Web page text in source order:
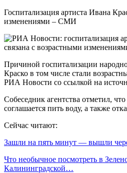
Госпитализация артиста Ивана
изменениями – СМИ
Причиной госпитализации
Краско в том числе стали
РИА Новости со ссылкой на
Собеседник агентства отметил, что
соглашается пить воду, а также
Сейчас читают:
Зашли на пять минут — вышли
Что необычное посмотреть в
Калининградской…